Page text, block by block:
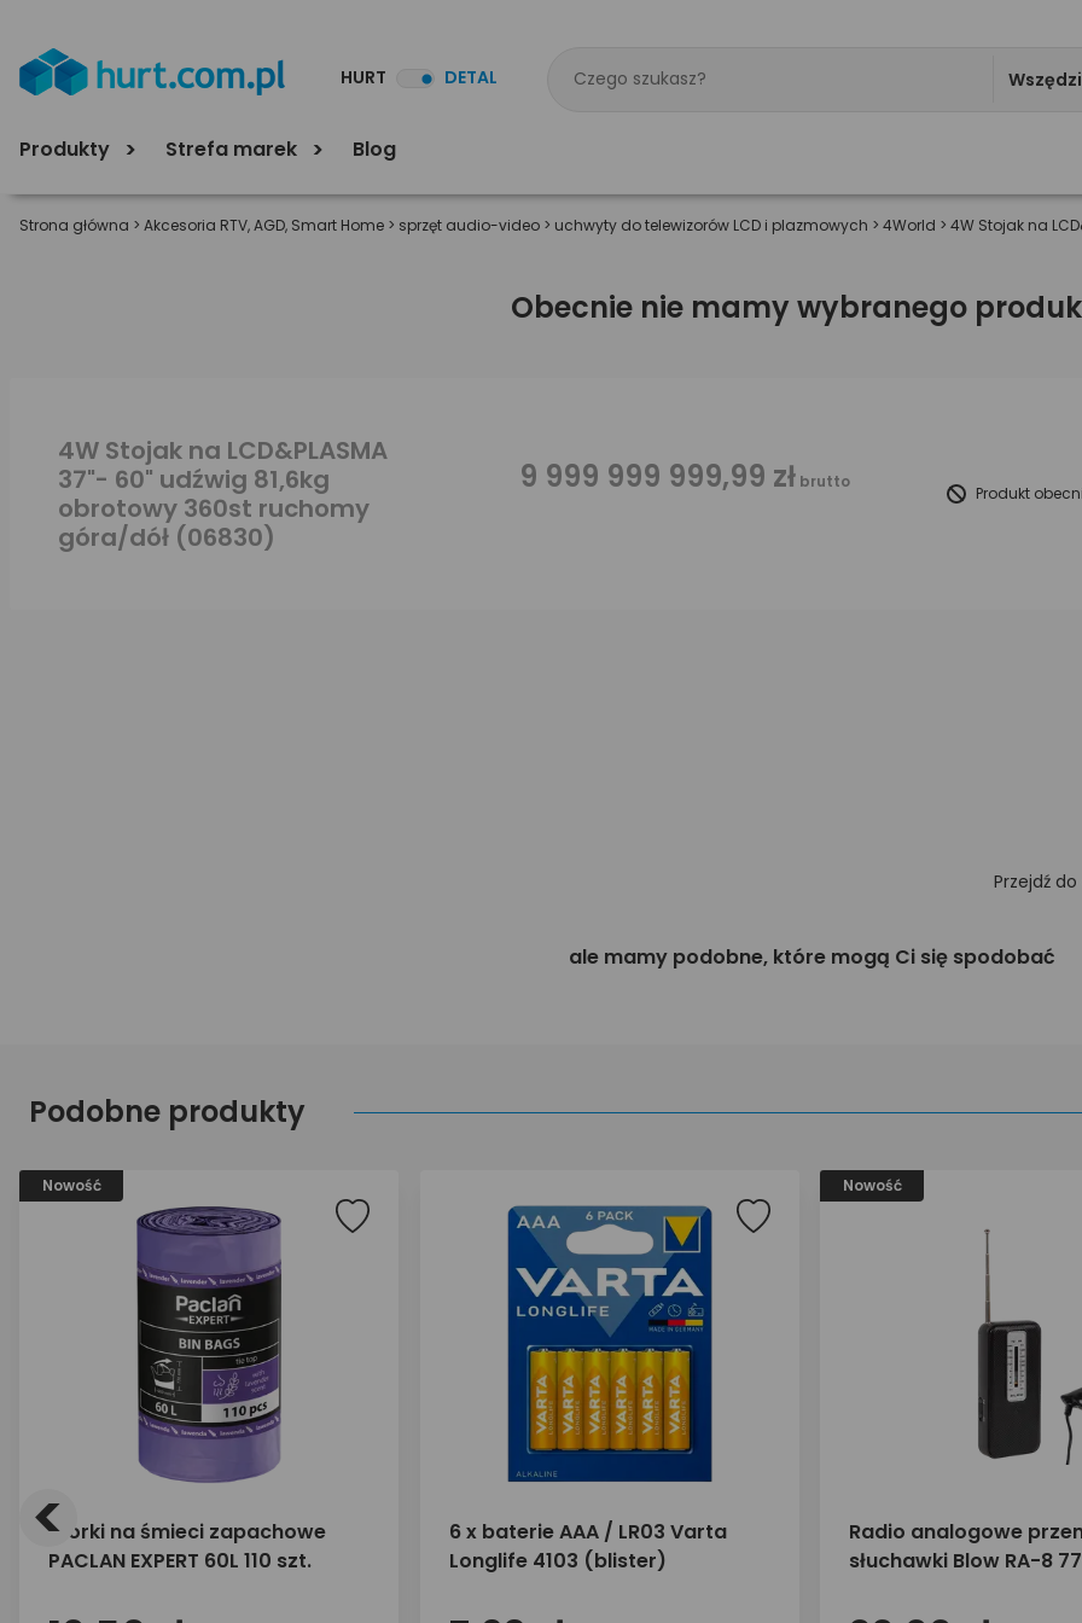
HURT DETAL
Produkty Strefa marek Blog
Strona główna > Akcesoria RTV, AGD, Smart Home > sprzęt audio-video > uchwyty do telewizorów LCD i plazmowych > 4World > 4W Stojak na
Obecnie nie mamy wybranego
4W Stojak na LCD&PLASMA
37"- 60" udźwig 81,6kg
obrotowy 360st ruchomy
góra/dół (06830)
9 999 999 999,99 zł brutto
Produkt
Przejdź do
ale mamy podobne, które mogą Ci się spodobać
Podobne produkty
Nowość
Worki na śmieci zapachowe
PACLAN EXPERT 60L 110 szt.
6 x baterie AAA / LR03 Varta
Longlife 4103 (blister)
Nowość
Radio analogowe
słuchawki Blow RA-8
<